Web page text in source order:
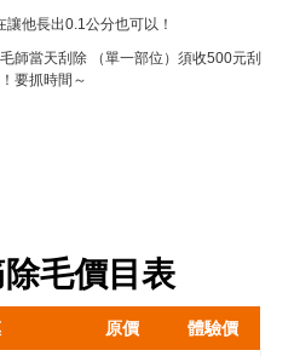
他長出0.1公分也可以！
師當天刮除 （單一部位）須收500元刮
要抓時間～
毛價目表
原價 體驗價